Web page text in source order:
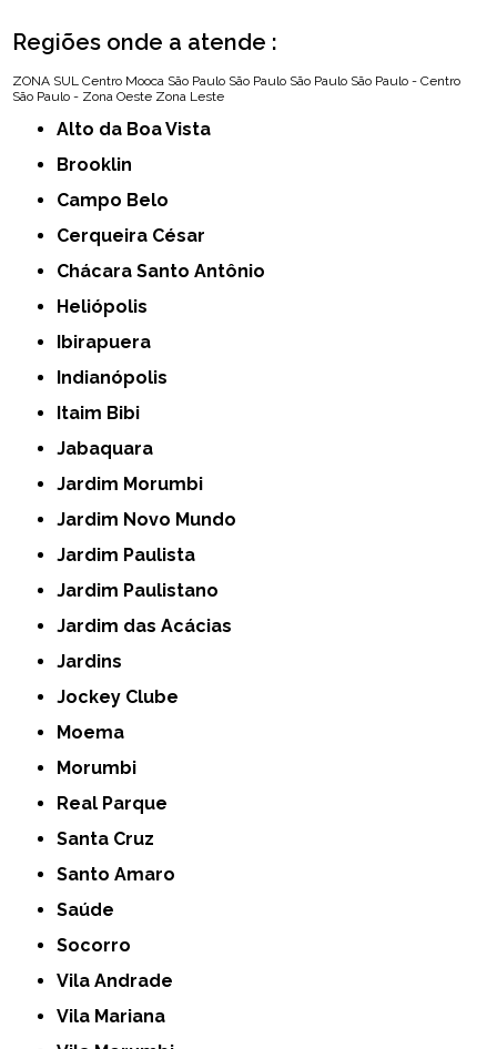
Regiões onde a atende :
ZONA SUL Centro Mooca São Paulo São Paulo São Paulo São Paulo - Centro
São Paulo - Zona Oeste Zona Leste
Alto da Boa Vista
Brooklin
Campo Belo
Cerqueira César
Chácara Santo Antônio
Heliópolis
Ibirapuera
Indianópolis
Itaim Bibi
Jabaquara
Jardim Morumbi
Jardim Novo Mundo
Jardim Paulista
Jardim Paulistano
Jardim das Acácias
Jardins
Jockey Clube
Moema
Morumbi
Real Parque
Santa Cruz
Santo Amaro
Saúde
Socorro
Vila Andrade
Vila Mariana